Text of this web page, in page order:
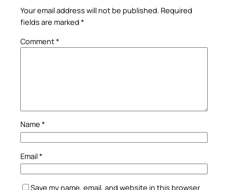
Your email address will not be published. Required
fields are marked *
Comment*
Name *
Email*
Save my name, email, and website in this browser